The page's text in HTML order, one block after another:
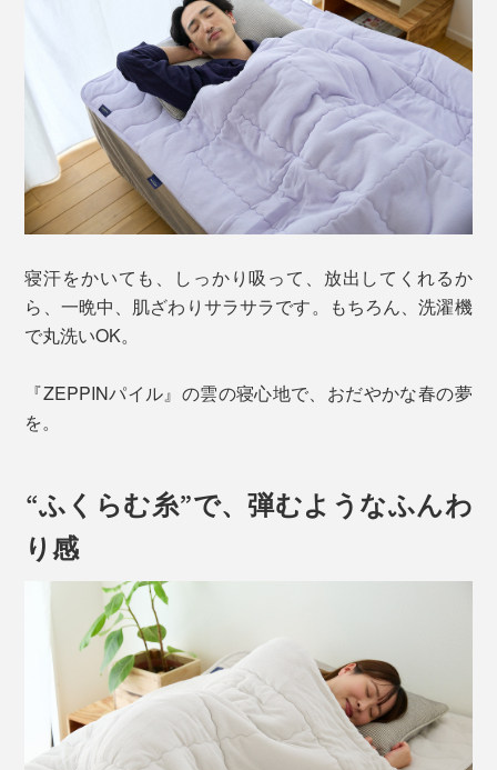
寝汗をかいても、しっかり吸って、放出してくれるか
ら、一晩中、肌ざわりサラサラです。もちろん、洗濯機
で丸洗いOK。
『ZEPPINパイル』の雲の寝心地で、おだやかな春の夢
を。
“ふくらむ糸”で、弾むようなふんわ
り感